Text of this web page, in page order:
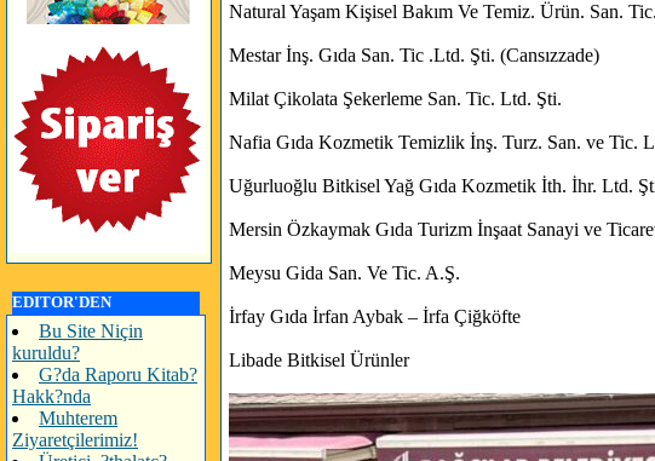
EDITOR'DEN
Bu Site Niçin
kuruldu?
G?da Raporu Kitab?
Hakk?nda
Muhterem
Ziyaretçilerimiz!
Natural Yaşam Kişisel Bakım Ve Temiz. Ürün. San.
Mestar İnş. Gıda San. Tic .Ltd. Şti. (Cansızzade)
Milat Çikolata Şekerleme San. Tic. Ltd. Şti.
Nafia Gıda Kozmetik Temizlik İnş. Turz. San. ve Tic.
Uğurluoğlu Bitkisel Yağ Gıda Kozmetik İth. İhr. Ltd.
Mersin Özkaymak Gıda Turizm İnşaat Sanayi ve
Meysu Gida San. Ve Tic. A.Ş.
İrfay Gıda İrfan Aybak – İrfa Çiğköfte
Libade Bitkisel Ürünler